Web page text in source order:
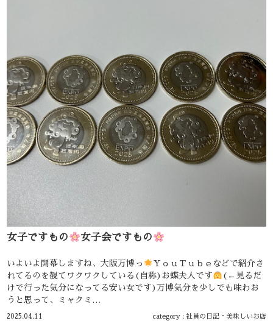
女子ですもの 女子会ですもの
いよいよ開幕しますね、大阪万博っ
ＹｏｕＴｕｂｅなどで紹介さ
れてるのを観てワクワクしている(自称)お蝶夫人です
(←見るだ
けで行った気分になってる安い女です)万博気分を少しでも味わお
うと思って、ミャクミ…
2025.04.11 category : 社員の日記・ 美味しいお店